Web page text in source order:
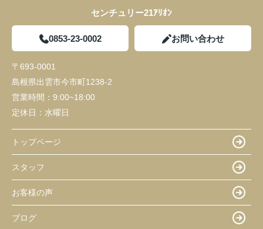
センチュリー21ｱﾘｵﾝ
0853-23-0002 お問い合わせ
〒693-0001
島根県出雲市今市町1238-2
営業時間： 9:00~18:00
定休日： 水曜日
トップページ
スタッフ
お客様の声
ブログ